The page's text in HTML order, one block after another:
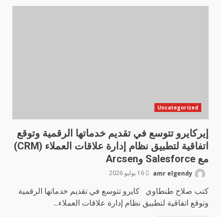
Uncategorized
إيركايرو تتوسع في تقديم خدماتها الرقمية وتوقع
اتفاقية لتطبيق نظام إدارة علاقات العملاء (CRM)
مع Salesforce وArcsen
كتب صلاح طنطاوي كايرو تتوسع في تقديم خدماتها الرقمية
وتوقع اتفاقية لتطبيق نظام إدارة علاقات العملاء...